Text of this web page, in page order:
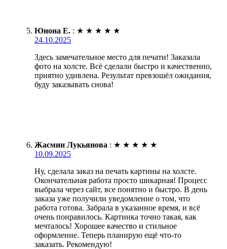
Юнона Е. : ★ ★ ★ ★ ★
24.10.2025
Здесь замечательное место для печати! Заказала
фото на холсте. Всё сделали быстро и качественно,
приятно удивлена. Результат превзошёл ожидания,
буду заказывать снова!
Жасмин Лукьянова : ★ ★ ★ ★ ★
10.09.2025
Ну, сделала заказ на печать картины на холсте.
Окончательная работа просто шикарная! Процесс
выбрала через сайт, все понятно и быстро. В день
заказа уже получили уведомление о том, что
работа готова. Забрала в указанное время, и всё
очень понравилось. Картинка точно такая, как
мечталось! Хорошее качество и стильное
оформление. Теперь планирую ещё что-то
заказать. Рекомендую!